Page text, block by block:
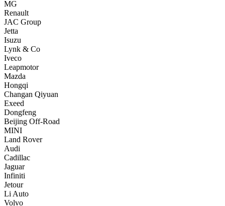
MG
Renault
JAC Group
Jetta
Isuzu
Lynk & Co
Iveco
Leapmotor
Mazda
Hongqi
Changan Qiyuan
Exeed
Dongfeng
Beijing Off-Road
MINI
Land Rover
Audi
Cadillac
Jaguar
Infiniti
Jetour
Li Auto
Volvo